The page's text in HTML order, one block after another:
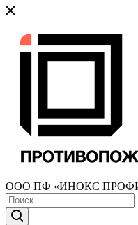
ООО ПФ «ИНОКС